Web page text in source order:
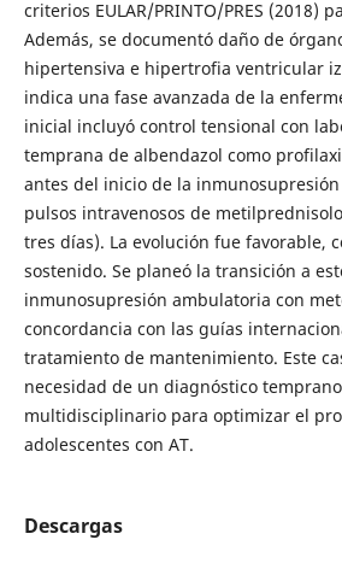
criterios EULAR/PRINTO/PRES (2018)
Además, se documentó daño de
hipertensiva e hipertrofia ventricular
indica una fase avanzada de la
inicial incluyó control tensional con
temprana de albendazol como
antes del inicio de la
pulsos intravenosos de
tres días). La evolución fue favorable,
sostenido. Se planeó la transición a
inmunosupresión ambulatoria con
concordancia con las guías
tratamiento de mantenimiento. Este
necesidad de un diagnóstico
multidisciplinario para optimizar el
adolescentes con AT.
Descargas